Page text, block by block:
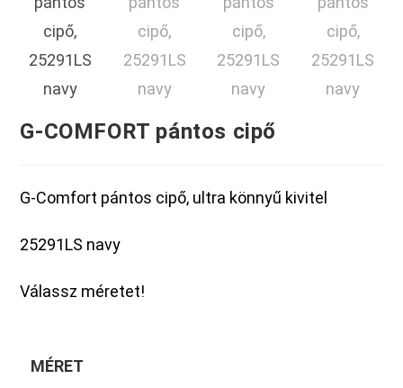
G-COMFORT pántos cipő
G-Comfort pántos cipő, ultra könnyű kivitel
25291LS navy
Válassz méretet!
MÉRET